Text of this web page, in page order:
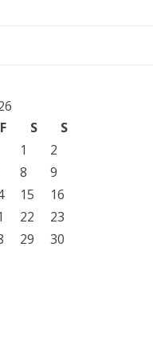
F S
S
1
2
8
9
15
16
22
23
29
30